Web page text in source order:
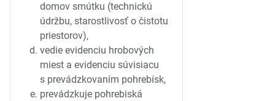
domov smútku (technickú
údržbu, starostlivosť o čistotu
priestorov),
vedie evidenciu hrobových
miest a evidenciu súvisiacu
s prevádzkovaním pohrebísk,
prevádzkuje pohrebiská